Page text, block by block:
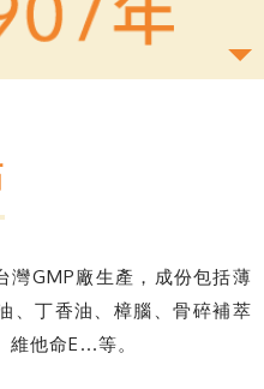
灣GMP廠生產，成份包括薄
、丁香油、樟腦、骨碎補萃
他命E...等。